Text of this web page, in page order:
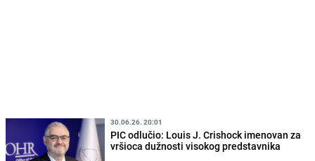
30.06.26. 20:01
PIC odlučio: Louis J. Crishock imenovan za
vršioca dužnosti visokog predstavnika